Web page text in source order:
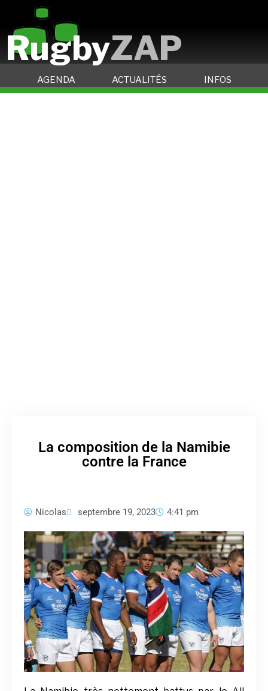
RugbyZAP
AGENDA ACTUALITÉS INFOS
La composition de la Namibie
contre la France
Nicolas septembre 19, 2023 4:41 pm